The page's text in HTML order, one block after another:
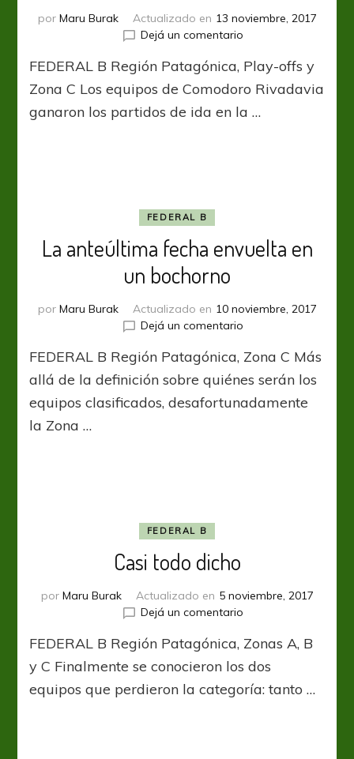
por Maru Burak Actualizado en 13 noviembre, 2017
Dejá un comentarioen
Offs
y
para
FEDERAL B Región Patagónica, Play-offs y
Zona C Los equipos de Comodoro Rivadavia
ganaron los partidos de ida en la …
FEDERAL B
La anteúltima fecha envuelta en
un bochorno
por Maru Burak Actualizado en 10 noviembre, 2017
Dejá un comentarioen
anteúltima
fecha
en
FEDERAL B Región Patagónica, Zona C Más
allá de la definición sobre quiénes serán los
equipos clasificados, desafortunadamente
la Zona …
FEDERAL B
Casi todo dicho
por Maru Burak Actualizado en 5 noviembre, 2017
Dejá un comentarioen
todo
dicho
FEDERAL B Región Patagónica, Zonas A, B
y C Finalmente se conocieron los dos
equipos que perdieron la categoría: tanto …